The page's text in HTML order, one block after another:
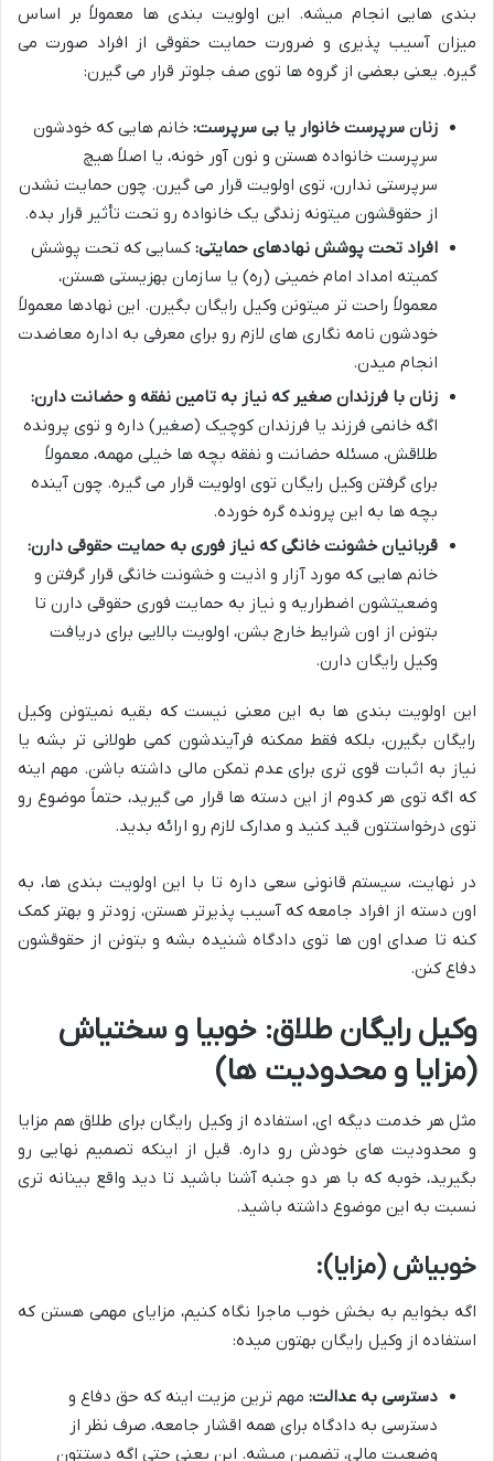
بندی هایی انجام میشه. این اولویت بندی ها معمولاً بر اساس
میزان آسیب پذیری و ضرورت حمایت حقوقی از افراد صورت می
گیره. یعنی بعضی از گروه ها توی صف جلوتر قرار می گیرن:
زنان سرپرست خانوار یا بی سرپرست: خانم هایی که خودشون
سرپرست خانواده هستن و نون آور خونه، یا اصلاً هیچ
سرپرستی ندارن، توی اولویت قرار می گیرن. چون حمایت نشدن
از حقوقشون میتونه زندگی یک خانواده رو تحت تأثیر قرار بده.
افراد تحت پوشش نهادهای حمایتی: کسایی که تحت پوشش
کمیته امداد امام خمینی (ره) یا سازمان بهزیستی هستن،
معمولاً راحت تر میتونن وکیل رایگان بگیرن. این نهادها معمولاً
خودشون نامه نگاری های لازم رو برای معرفی به اداره معاضدت
انجام میدن.
زنان با فرزندان صغیر که نیاز به تامین نفقه و حضانت دارن:
اگه خانمی فرزند یا فرزندان کوچیک (صغیر) داره و توی پرونده
طلاقش، مسئله حضانت و نفقه بچه ها خیلی مهمه، معمولاً
برای گرفتن وکیل رایگان توی اولویت قرار می گیره. چون آینده
بچه ها به این پرونده گره خورده.
قربانیان خشونت خانگی که نیاز فوری به حمایت حقوقی دارن:
خانم هایی که مورد آزار و اذیت و خشونت خانگی قرار گرفتن و
وضعیتشون اضطراریه و نیاز به حمایت فوری حقوقی دارن تا
بتونن از اون شرایط خارج بشن، اولویت بالایی برای دریافت
وکیل رایگان دارن.
این اولویت بندی ها به این معنی نیست که بقیه نمیتونن وکیل
رایگان بگیرن، بلکه فقط ممکنه فرآیندشون کمی طولانی تر بشه یا
نیاز به اثبات قوی تری برای عدم تمکن مالی داشته باشن. مهم اینه
که اگه توی هر کدوم از این دسته ها قرار می گیرید، حتماً موضوع رو
توی درخواستتون قید کنید و مدارک لازم رو ارائه بدید.
در نهایت، سیستم قانونی سعی داره تا با این اولویت بندی ها، به
اون دسته از افراد جامعه که آسیب پذیرتر هستن، زودتر و بهتر کمک
کنه تا صدای اون ها توی دادگاه شنیده بشه و بتونن از حقوقشون
دفاع کنن.
وکیل رایگان طلاق: خوبیا و سختیاش
(مزایا و محدودیت ها)
مثل هر خدمت دیگه ای، استفاده از وکیل رایگان برای طلاق هم مزایا
و محدودیت های خودش رو داره. قبل از اینکه تصمیم نهایی رو
بگیرید، خوبه که با هر دو جنبه آشنا باشید تا دید واقع بینانه تری
نسبت به این موضوع داشته باشید.
خوبیاش (مزایا):
اگه بخوایم به بخش خوب ماجرا نگاه کنیم، مزایای مهمی هستن که
استفاده از وکیل رایگان بهتون میده:
دسترسی به عدالت: مهم ترین مزیت اینه که حق دفاع و
دسترسی به دادگاه برای همه اقشار جامعه، صرف نظر از
وضعیت مالی، تضمین میشه. این یعنی حتی اگه دستتون